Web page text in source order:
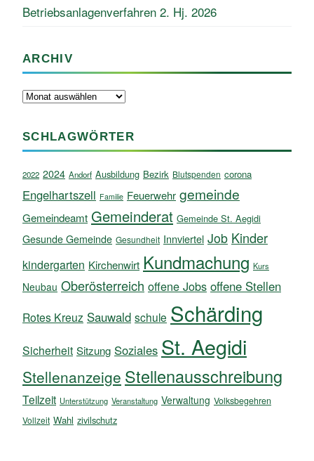
Betriebsanlagenverfahren 2. Hj. 2026
ARCHIV
Archiv
SCHLAGWÖRTER
2022 2024 Andorf Ausbildung Bezirk Blutspenden corona
Engelhartszell Familie Feuerwehr gemeinde
Gemeindeamt Gemeinderat Gemeinde St. Aegidi
Gesunde Gemeinde Gesundheit Innviertel Job Kinder
kindergarten Kirchenwirt Kundmachung Kurs
Neubau Oberösterreich offene Jobs offene Stellen
Rotes Kreuz Sauwald schule Schärding
Sicherheit Sitzung Soziales St. Aegidi
Stellenanzeige Stellenausschreibung
Teilzeit Unterstützung Veranstaltung Verwaltung Volksbegehren
Vollzeit Wahl zivilschutz